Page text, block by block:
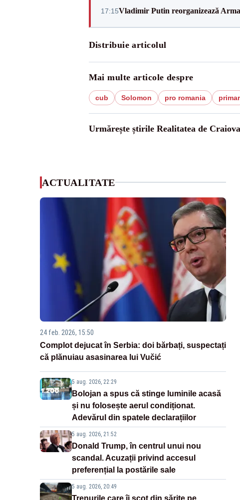
17:15Vladimir Putin reorganizează
Distribuie articolul
Mai multe articole despre
cub Solomon pro romania primar
Urmărește știrile Realitatea de
ACTUALITATE
24 feb. 2026, 15:50
Complot dejucat în Serbia: doi bărbați, suspectați
că plănuiau asasinarea lui Vučić
5 aug. 2026, 22:29
Bolojan a spus că stinge luminile acasă
și nu folosește aerul condiționat.
Adevărul din spatele declarațiilor
5 aug. 2026, 21:52
Donald Trump, în centrul unui nou
scandal. Acuzații privind accesul
preferențial la postările sale
5 aug. 2026, 20:49
Trenurile care îi scot din sărite pe